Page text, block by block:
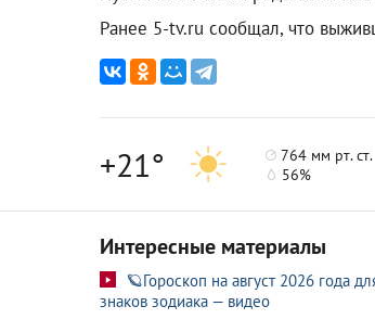
Ранее 5-tv.ru сообщал, что
+21°
764 мм рт. ст.
56%
Интересные материалы
🪐Гороскоп на август 2026 года
знаков зодиака — видео